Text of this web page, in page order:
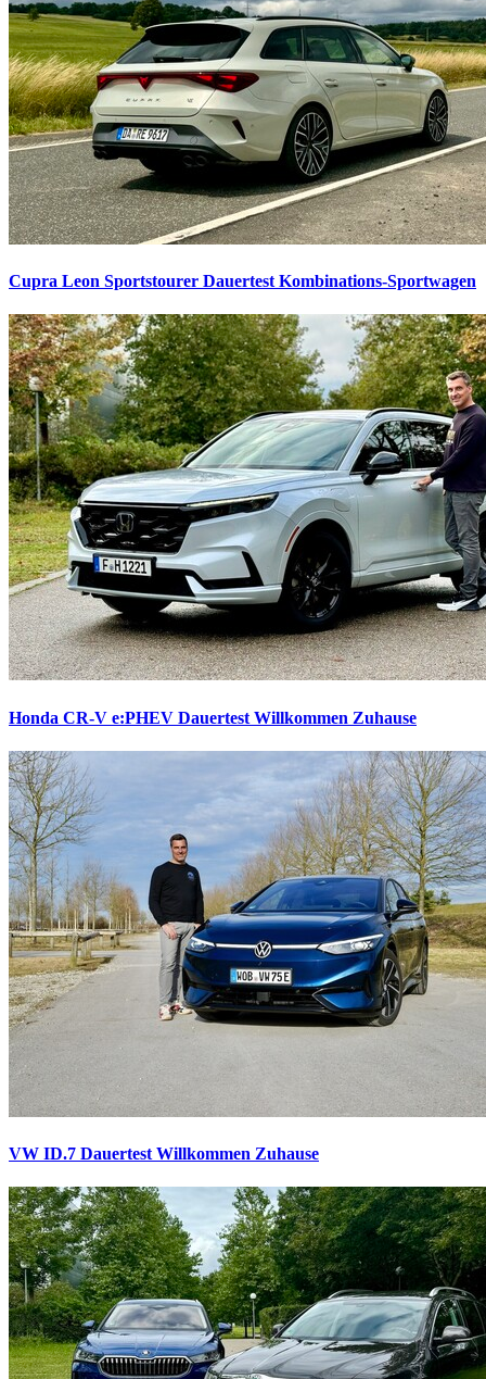
Cupra Leon Sportstourer Dauertest Kombinations-Sportwagen
Honda CR-V e:PHEV Dauertest Willkommen Zuhause
VW ID.7 Dauertest Willkommen Zuhause